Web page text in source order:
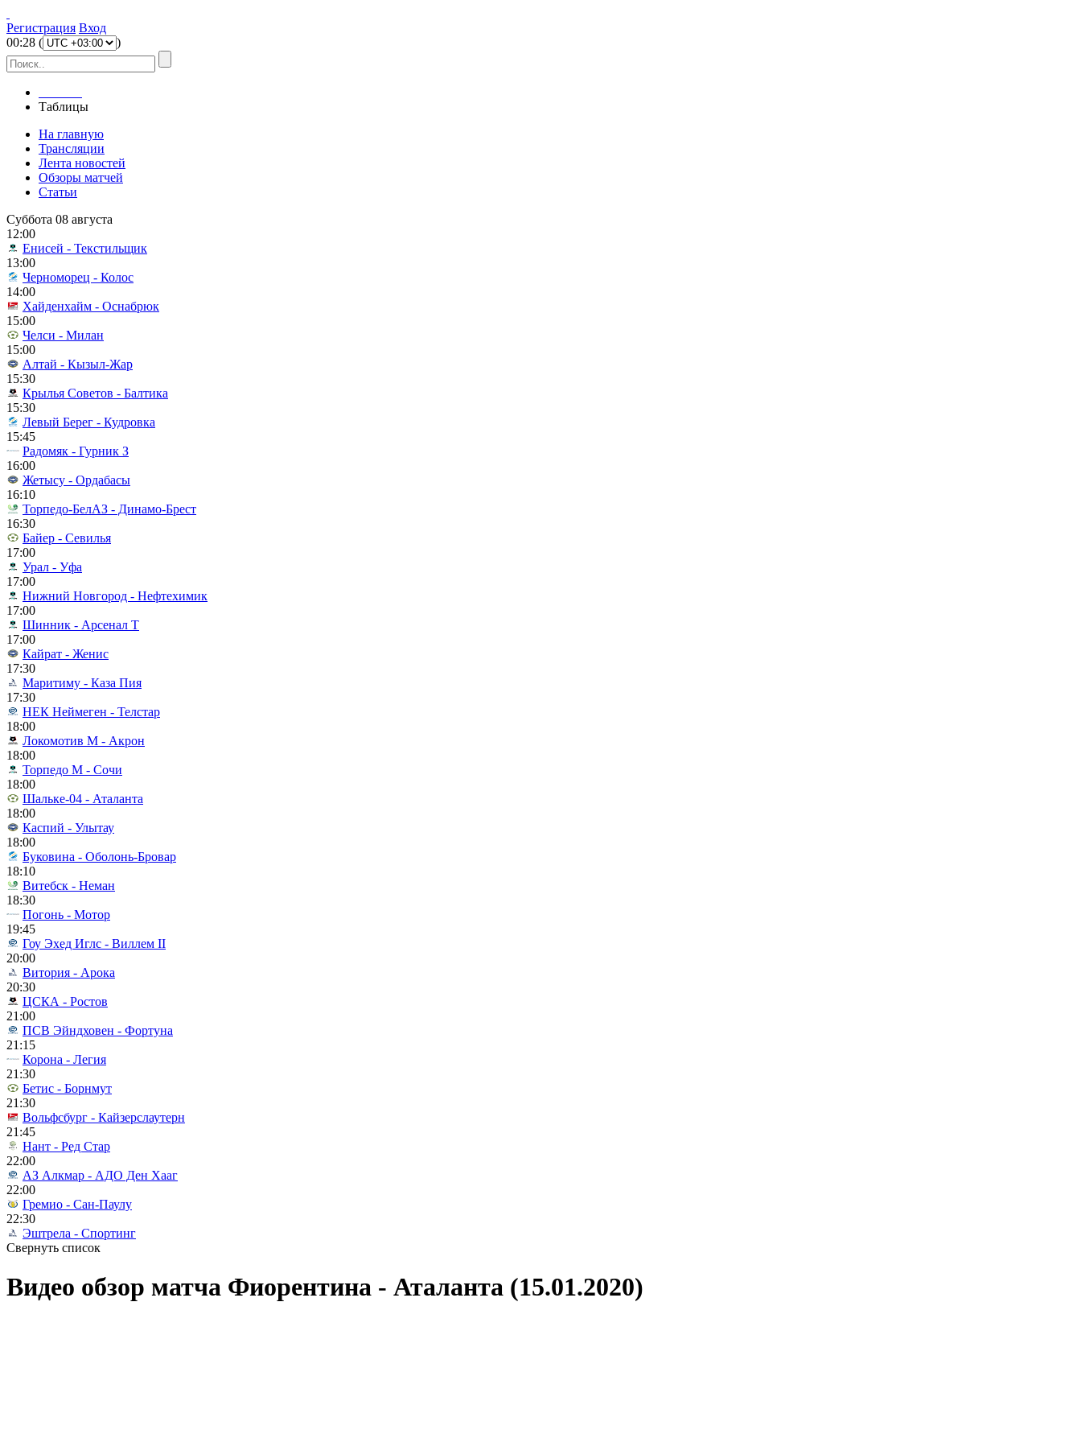
Регистрация Вход
00:28 ( )
Таблицы
На главную
Трансляции
Лента новостей
Обзоры матчей
Статьи
Суббота 08 августа
12:00
Енисей - Текстильщик
13:00
Черноморец - Колос
14:00
Хайденхайм - Оснабрюк
15:00
Челси - Милан
15:00
Алтай - Кызыл-Жар
15:30
Крылья Советов - Балтика
15:30
Левый Берег - Кудровка
15:45
Радомяк - Гурник З
16:00
Жетысу - Ордабасы
16:10
Торпедо-БелАЗ - Динамо-Брест
16:30
Байер - Севилья
17:00
Урал - Уфа
17:00
Нижний Новгород - Нефтехимик
17:00
Шинник - Арсенал Т
17:00
Кайрат - Женис
17:30
Маритиму - Каза Пия
17:30
НЕК Неймеген - Телстар
18:00
Локомотив М - Акрон
18:00
Торпедо М - Сочи
18:00
Шальке-04 - Аталанта
18:00
Каспий - Улытау
18:00
Буковина - Оболонь-Бровар
18:10
Витебск - Неман
18:30
Погонь - Мотор
19:45
Гоу Эхед Иглс - Виллем II
20:00
Витория - Арока
20:30
ЦСКА - Ростов
21:00
ПСВ Эйндховен - Фортуна
21:15
Корона - Легия
21:30
Бетис - Борнмут
21:30
Вольфсбург - Кайзерслаутерн
21:45
Нант - Ред Стар
22:00
АЗ Алкмар - АДО Ден Хааг
22:00
Гремио - Сан-Паулу
22:30
Эштрела - Спортинг
Свернуть список
Видео обзор матча Фиорентина - Аталанта (15.01.2020)